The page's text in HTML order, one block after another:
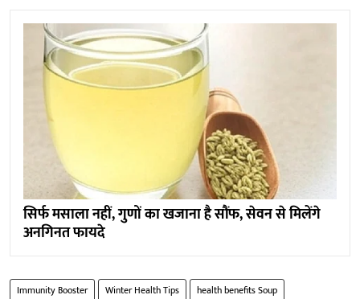
सिर्फ मसाला नहीं, गुणों का खजाना है सौंफ, सेवन से मिलेंगे
अनगिनत फायदे
Immunity Booster Winter Health Tips health benefits Soup